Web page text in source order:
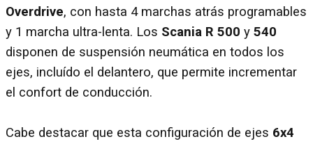
Overdrive, con hasta 4 marchas atrás programables
y 1 marcha ultra-lenta. Los Scania R 500 y 540
disponen de suspensión neumática en todos los
ejes, incluído el delantero, que permite incrementar
el confort de conducción.
Cabe destacar que esta configuración de ejes 6x4